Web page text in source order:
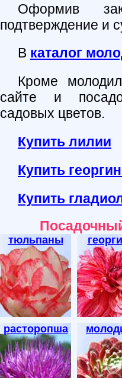
Оформив
подтверждение и
В каталог
Кроме
сайте и
садовых цветов.
Купить лилии
Купить
Купить
тюльпаны
расторопша